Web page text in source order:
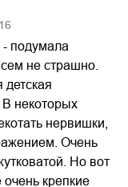
подумала
не страшно.
некоторых
нервишки,
Очень
Но вот
очень крепкие